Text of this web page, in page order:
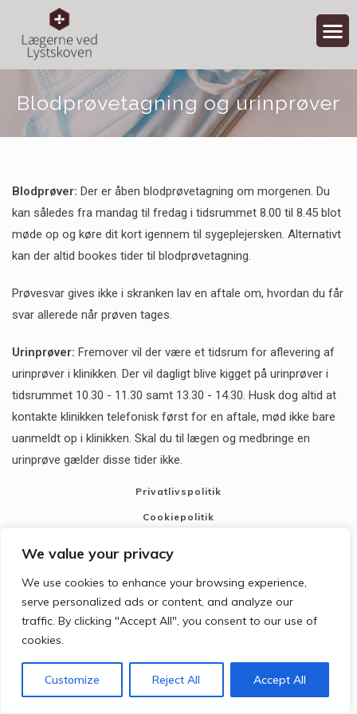
We value your privacy
We use cookies to enhance your browsing experience,
serve personalized ads or content, and analyze our
traffic. By clicking "Accept All", you consent to our use of
cookies.
Customize Reject All Accept All
Blodprøvetagning og urinprøver
Blodprøver: Der er åben blodprøvetagning om morgenen. Du
kan således fra mandag til fredag i tidsrummet 8.00 til 8.45 blot
møde op og køre dit kort igennem til sygeplejersken. Alternativt
kan der altid bookes tider til blodprøvetagning.
Prøvesvar gives ikke i skranken lav en aftale om, hvordan du får
svar allerede når prøven tages.
Urinprøver: Fremover vil der være et tidsrum for aflevering af
urinprøver i klinikken. Der vil dagligt blive kigget på urinprøver i
tidsrummet 10.30 - 11.30 samt 13.30 - 14.30. Husk dog altid at
kontakte klinikken telefonisk først for en aftale, mød ikke bare
uanmeldt op i klinikken. Skal du til lægen og medbringe en
urinprøve gælder disse tider ikke.
Privatlivspolitik
Cookiepolitik